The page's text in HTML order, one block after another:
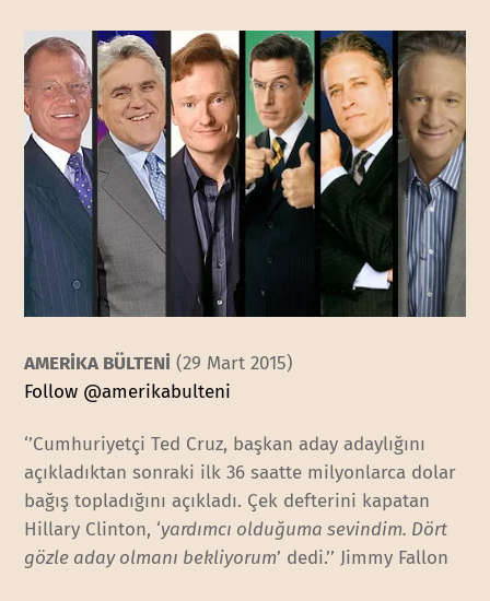
AMERİKA BÜLTENİ (29 Mart 2015)
Follow @amerikabulteni
‘’Cumhuriyetçi Ted Cruz, başkan aday adaylığını
açıkladıktan sonraki ilk 36 saatte milyonlarca dolar
bağış topladığını açıkladı. Çek defterini kapatan
Hillary Clinton, ‘yardımcı olduğuma sevindim. Dört
gözle aday olmanı bekliyorum’ dedi.’’ Jimmy Fallon